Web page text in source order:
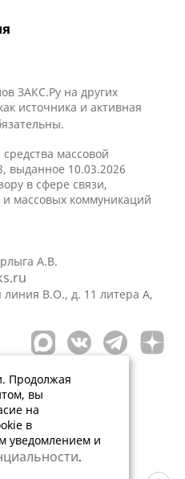
ЗАКС.Ру на других
источника и активная
массовой
10.03.2026
в сфере связи,
массовых коммуникаций
А.В.
линия В.О., д. 11 литера А,
Продолжая
вы
на
в
уведомлением и
.